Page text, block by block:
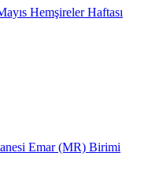
Emar (MR) Birimi